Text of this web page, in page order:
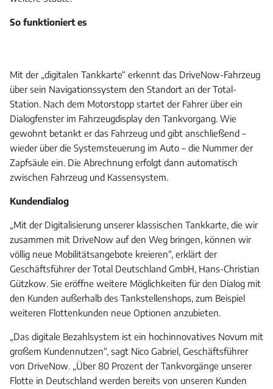
So funktioniert es
Mit der „digitalen Tankkarte“ erkennt das DriveNow-Fahrzeug
über sein Navigationssystem den Standort an der Total-
Station. Nach dem Motorstopp startet der Fahrer über ein
Dialogfenster im Fahrzeugdisplay den Tankvorgang. Wie
gewohnt betankt er das Fahrzeug und gibt anschließend –
wieder über die Systemsteuerung im Auto – die Nummer der
Zapfsäule ein. Die Abrechnung erfolgt dann automatisch
zwischen Fahrzeug und Kassensystem.
Kundendialog
„Mit der Digitalisierung unserer klassischen Tankkarte, die wir
zusammen mit DriveNow auf den Weg bringen, können wir
völlig neue Mobilitätsangebote kreieren“, erklärt der
Geschäftsführer der Total Deutschland GmbH, Hans-Christian
Gützkow. Sie eröffne weitere Möglichkeiten für den Dialog mit
den Kunden außerhalb des Tankstellenshops, zum Beispiel
weiteren Flottenkunden neue Optionen anzubieten.
„Das digitale Bezahlsystem ist ein hochinnovatives Novum mit
großem Kundennutzen“, sagt Nico Gabriel, Geschäftsführer
von DriveNow. „Über 80 Prozent der Tankvorgänge unserer
Flotte in Deutschland werden bereits von unseren Kunden